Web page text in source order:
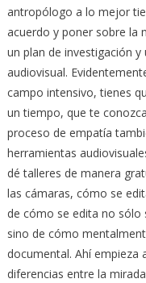
antropólogo a lo mejor
acuerdo y poner sobre la
un plan de investigación
audiovisual.
campo intensivo, tienes
un tiempo, que te
proceso de empatía
herramientas
dé talleres de manera
las cámaras, cómo se
de cómo se edita no sólo
sino de cómo
documental. Ahí empieza
diferencias entre la